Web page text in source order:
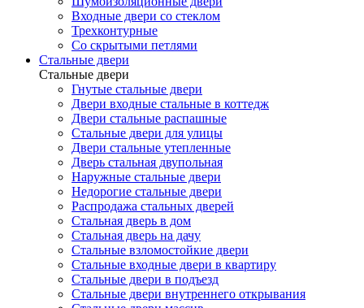
Входные двери со стеклом
Трехконтурные
Со скрытыми петлями
Стальные двери
Стальные двери
Гнутые стальные двери
Двери входные стальные в коттедж
Двери стальные распашные
Стальные двери для улицы
Двери стальные утепленные
Дверь стальная двупольная
Наружные стальные двери
Недорогие стальные двери
Распродажа стальных дверей
Стальная дверь в дом
Стальная дверь на дачу
Стальные взломостойкие двери
Стальные входные двери в квартиру
Стальные двери в подъезд
Стальные двери внутреннего открывания